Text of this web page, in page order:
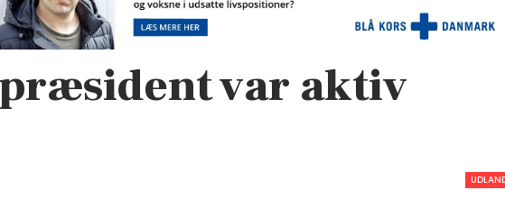
var aktiv